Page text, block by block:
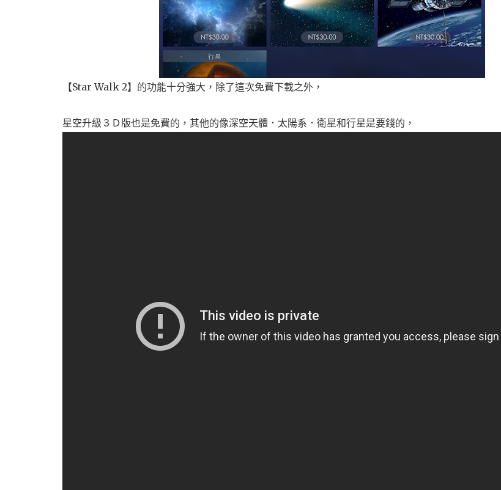
【Star Walk 2】的功能十分強大，除了這次免費下載之外，
星空升級３Ｄ版也是免費的，其他的像深空天體．太陽系．衛星和行星是要錢的，